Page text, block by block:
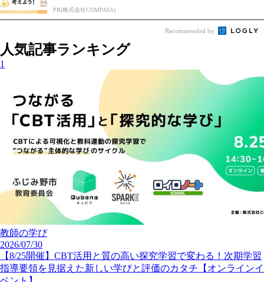
PR(株式会社COMPASS)
Recommended by
人気記事ランキング
1
教師の学び
2026/07/30
【8/25開催】CBT活用と質の高い探究学習で変わる！次期学習
指導要領を見据えた新しい学びと評価のカタチ【オンラインイ